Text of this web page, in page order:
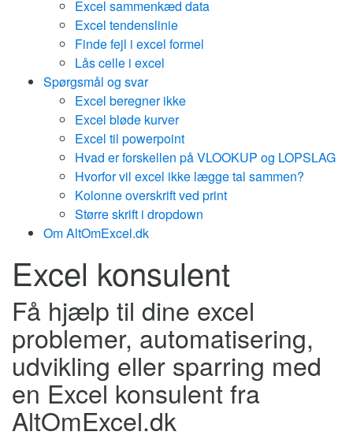
Excel sammenkæd data
Excel tendenslinie
Finde fejl i excel formel
Lås celle i excel
Spørgsmål og svar
Excel beregner ikke
Excel bløde kurver
Excel til powerpoint
Hvad er forskellen på VLOOKUP og LOPSLAG
Hvorfor vil excel ikke lægge tal sammen?
Kolonne overskrift ved print
Større skrift i dropdown
Om AltOmExcel.dk
Excel konsulent
Få hjælp til dine excel
problemer, automatisering,
udvikling eller sparring med
en Excel konsulent fra
AltOmExcel.dk